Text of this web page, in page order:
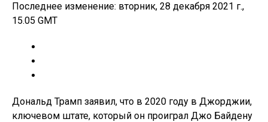
Последнее изменение: вторник, 28 декабря 2021 г.,
15.05 GMT
Дональд Трамп заявил, что в 2020 году в Джорджии,
ключевом штате, который он проиграл Джо Байдену